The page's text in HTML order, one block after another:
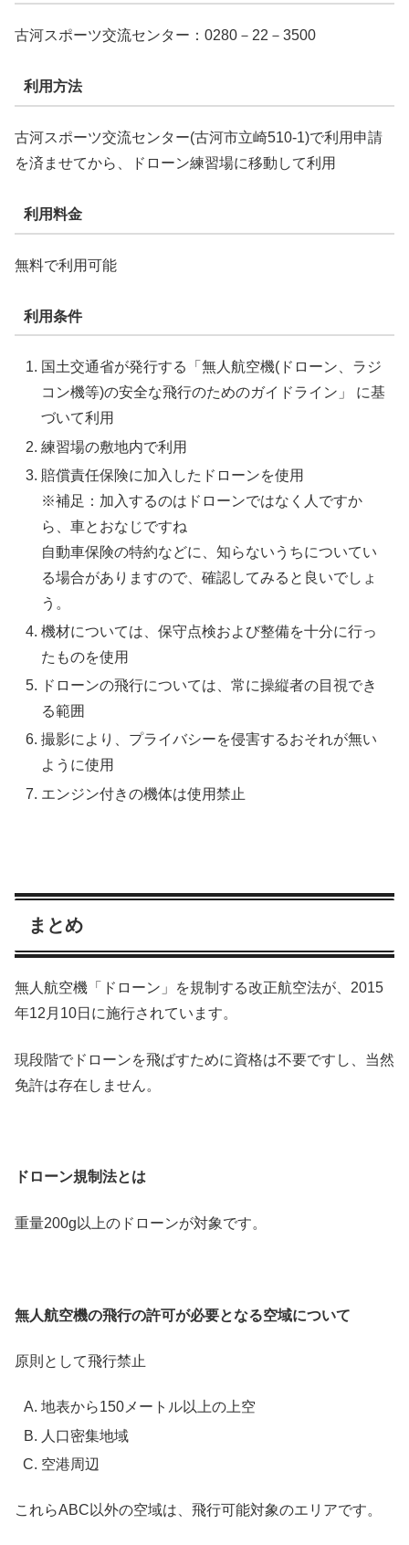
古河スポーツ交流センター：0280－22－3500
利用方法
古河スポーツ交流センター(古河市立崎510-1)で利用申請
を済ませてから、ドローン練習場に移動して利用
利用料金
無料で利用可能
利用条件
国土交通省が発行する「無人航空機(ドローン、ラジ
コン機等)の安全な飛行のためのガイドライン」 に基
づいて利用
練習場の敷地内で利用
賠償責任保険に加入したドローンを使用
※補足：加入するのはドローンではなく人ですか
ら、車とおなじですね
自動車保険の特約などに、知らないうちについてい
る場合がありますので、確認してみると良いでしょ
う。
機材については、保守点検および整備を十分に行っ
たものを使用
ドローンの飛行については、常に操縦者の目視でき
る範囲
撮影により、プライバシーを侵害するおそれが無い
ように使用
エンジン付きの機体は使用禁止
まとめ
無人航空機「ドローン」を規制する改正航空法が、2015
年12月10日に施行されています。
現段階でドローンを飛ばすために資格は不要ですし、当然
免許は存在しません。
ドローン規制法とは
重量200g以上のドローンが対象です。
無人航空機の飛行の許可が必要となる空域について
原則として飛行禁止
地表から150メートル以上の上空
人口密集地域
空港周辺
これらABC以外の空域は、飛行可能対象のエリアです。